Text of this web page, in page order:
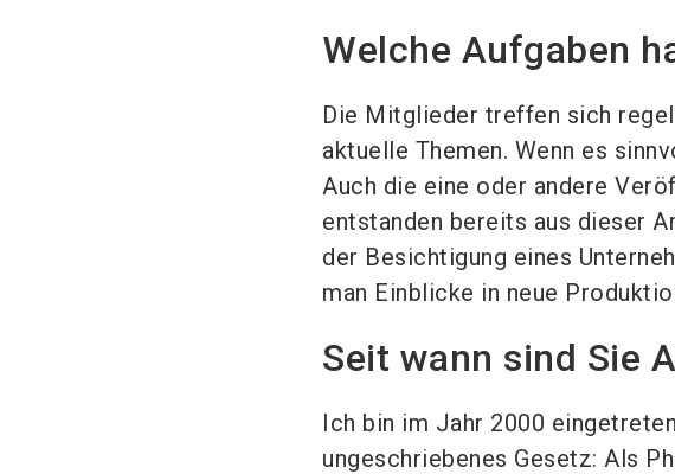
Welche Aufgaben
Die Mitglieder treffen sich
aktuelle Themen. Wenn es
Auch die eine oder andere
entstanden bereits aus dieser
der Besichtigung eines
man Einblicke in neue
Seit wann sind Sie
Ich bin im Jahr 2000
ungeschriebenes Gesetz: Als